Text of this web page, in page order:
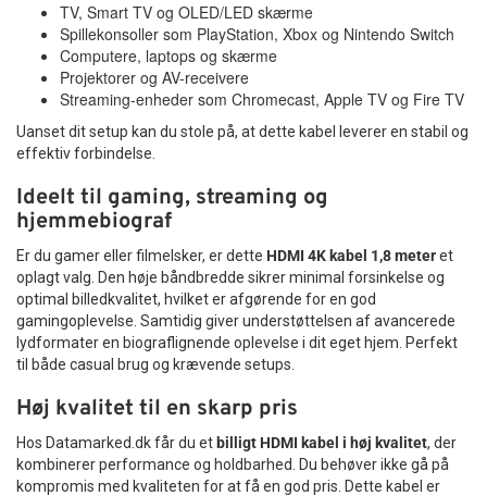
TV, Smart TV og OLED/LED skærme
Spillekonsoller som PlayStation, Xbox og Nintendo Switch
Computere, laptops og skærme
Projektorer og AV-receivere
Streaming-enheder som Chromecast, Apple TV og Fire TV
Uanset dit setup kan du stole på, at dette kabel leverer en stabil og
effektiv forbindelse.
Ideelt til gaming, streaming og
hjemmebiograf
Er du gamer eller filmelsker, er dette HDMI 4K kabel 1,8 meteret
oplagt valg. Den høje båndbredde sikrer minimal forsinkelse og
optimal billedkvalitet, hvilket er afgørende for en god
gamingoplevelse. Samtidig giver understøttelsen af avancerede
lydformater en biograflignende oplevelse i dit eget hjem. Perfekt
til både casual brug og krævende setups.
Høj kvalitet til en skarp pris
Hos Datamarked.dk får du et billigt HDMI kabel i høj kvalitet, der
kombinerer performance og holdbarhed. Du behøver ikke gå på
kompromis med kvaliteten for at få en god pris. Dette kabel er